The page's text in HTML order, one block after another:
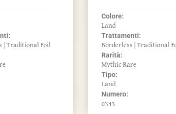
| Traditional Foil
Colore:
Land
Trattamenti:
Borderless | Traditional
Rarità:
Mythic Rare
Tipo:
Land
Numero:
0343